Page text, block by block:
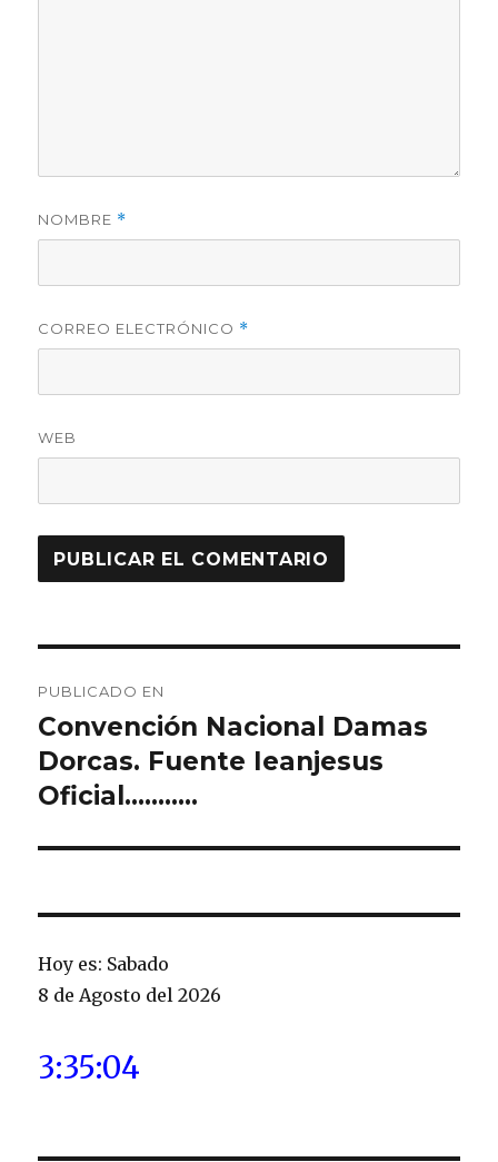
NOMBRE *
CORREO ELECTRÓNICO *
WEB
de
entradas
PUBLICADO EN
Convención Nacional Damas
Dorcas. Fuente Ieanjesus
Oficial………..
Hoy es: Sabado
8 de Agosto del 2026
3:35:04